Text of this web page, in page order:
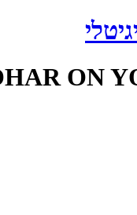
ON